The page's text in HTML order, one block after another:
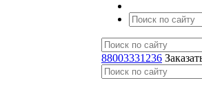
88003331236